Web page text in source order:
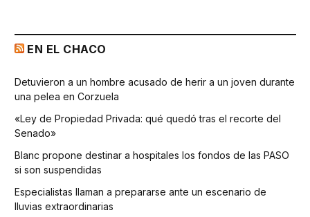
EN EL CHACO
Detuvieron a un hombre acusado de herir a un joven durante
una pelea en Corzuela
«Ley de Propiedad Privada: qué quedó tras el recorte del
Senado»
Blanc propone destinar a hospitales los fondos de las PASO
si son suspendidas
Especialistas llaman a prepararse ante un escenario de
lluvias extraordinarias